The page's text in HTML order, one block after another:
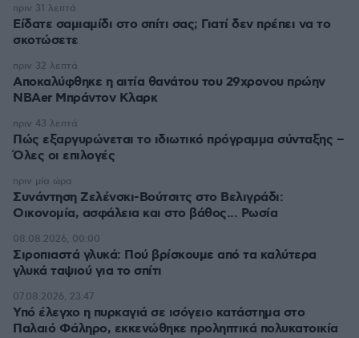
Είδατε σαμιαμίδι στο σπίτι σας; Γιατί δεν πρέπει να το
σκοτώσετε
πριν 31 λεπτά
Αποκαλύφθηκε η αιτία θανάτου του 29χρονου πρώην
NBAer Μπράντον Κλαρκ
πριν 32 λεπτά
Πώς εξαργυρώνεται το ιδιωτικό πρόγραμμα σύνταξης –
Όλες οι επιλογές
πριν 43 λεπτά
Συνάντηση Ζελένσκι-Βούτσιτς στο Βελιγράδι:
Οικονομία, ασφάλεια και στο βάθος... Ρωσία
πριν μία ώρα
Σιροπιαστά γλυκά: Πού βρίσκουμε από τα καλύτερα
γλυκά ταψιού για το σπίτι
08.08.2026, 00:00
Υπό έλεγχο η πυρκαγιά σε ισόγειο κατάστημα στο
Παλαιό Φάληρο, εκκενώθηκε προληπτικά πολυκατοικία
07.08.2026, 23:47